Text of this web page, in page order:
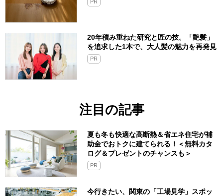
PR
20年積み重ねた研究と匠の技。「艶髪」
を追求した1本で、大人髪の魅力を再発見
PR
注目の記事
夏も冬も快適な高断熱＆省エネ住宅が補
助金でおトクに建てられる！＜無料カタ
ログ＆プレゼントのチャンスも＞
PR
今行きたい、関東の「工場見学」スポッ